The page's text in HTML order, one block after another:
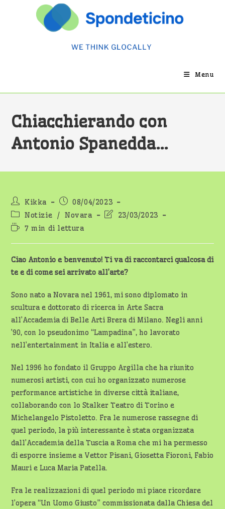
Menu
Chiacchierando con
Antonio Spanedda…
Autore
dell'articolo:
Kikka
Articolo
pubblicato:
08/04/2023
Categoria
dell'articolo:
Notizie / Novara
Ultima23/03/2023
Tempo
lettura:
7 min di lettura
Ciao Antonio e benvenuto! Ti va di raccontarci qualcosa di
te e di come sei arrivato all’arte?
Sono nato a Novara nel 1961, mi sono diplomato in
scultura e dottorato di ricerca in Arte Sacra
all’Accademia di Belle Arti Brera di Milano. Negli anni
’90, con lo pseudonimo “Lampadina”, ho lavorato
nell’entertainment in Italia e all’estero.
Nel 1996 ho fondato il Gruppo Argilla che ha riunito
numerosi artisti, con cui ho organizzato numerose
performance artistiche in diverse città italiane,
collaborando con lo Stalker Teatro di Torino e
Michelangelo Pistoletto. Fra le numerose rassegne di
quel periodo, la più interessante è stata organizzata
dall’Accademia della Tuscia a Roma che mi ha permesso
di esporre insieme a Vettor Pisani, Giosetta Fioroni, Fabio
Mauri e Luca Maria Patella.
Fra le realizzazioni di quel periodo mi piace ricordare
l’opera “Un Uomo Giusto” commissionata dalla Chiesa del